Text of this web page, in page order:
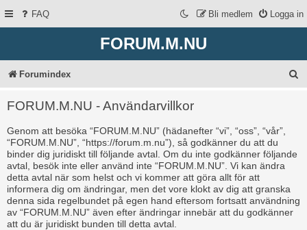
FAQ Logga in
Bli medlem
FORUM.M.NU
Forumindex
FORUM.M.NU - Användarvillkor
Genom att besöka “FORUM.M.NU” (hädanefter “vi”, “oss”, “vår”,
“FORUM.M.NU”, “https://forum.m.nu”), så godkänner du att du
binder dig juridiskt till följande avtal. Om du inte godkänner följande
avtal, besök inte eller använd inte “FORUM.M.NU”. Vi kan ändra
detta avtal när som helst och vi kommer att göra allt för att
informera dig om ändringar, men det vore klokt av dig att granska
denna sida regelbundet på egen hand eftersom fortsatt användning
av “FORUM.M.NU” även efter ändringar innebär att du godkänner
att du är juridiskt bunden till detta avtal.